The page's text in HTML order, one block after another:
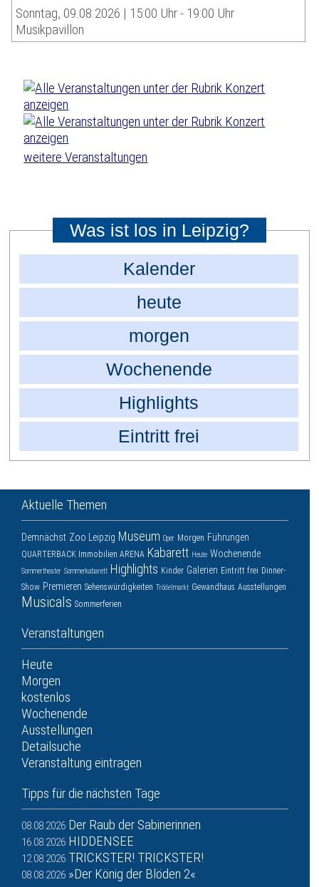
Sonntag, 09.08.2026 | 15:00 Uhr - 19:00 Uhr
Musikpavillon
weitere Veranstaltungen
Was ist los in Leipzig?
Kalender
heute
morgen
Wochenende
Highlights
Eintritt frei
Aktuelle Themen
Demnächst Zoo Leipzig Museum Oper Morgen Führungen
QUARTERBACK Immobilien ARENA Kabarett Heute Wochenende
Sommertheater Sommerkabarett Highlights Kinder Galerien Eintritt frei Dinner-
Show Premieren Sehenswürdigkeiten Trödelmarkt Gewandhaus Ausstellungen
Musicals Sommerferien
Veranstaltungen
Heute
Morgen
kostenlos
Wochenende
Ausstellungen
Detailsuche
Veranstaltung eintragen
Tipps für die nächsten Tage
08.08.2026 Der Raub der Sabinerinnen
16.08.2026 HIDDENSEE
12.08.2026 TRICKSTER! TRICKSTER!
08.08.2026 »Der König der Blöden 2«